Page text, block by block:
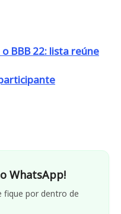
BBB 22: lista reúne
WhatsApp!
fique por dentro de